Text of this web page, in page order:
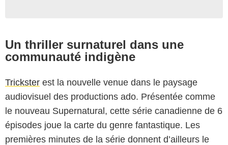
Un thriller surnaturel dans une
communauté indigène
Trickster est la nouvelle venue dans le paysage
audiovisuel des productions ado. Présentée comme
le nouveau Supernatural, cette série canadienne de 6
épisodes joue la carte du genre fantastique. Les
premières minutes de la série donnent d’ailleurs le